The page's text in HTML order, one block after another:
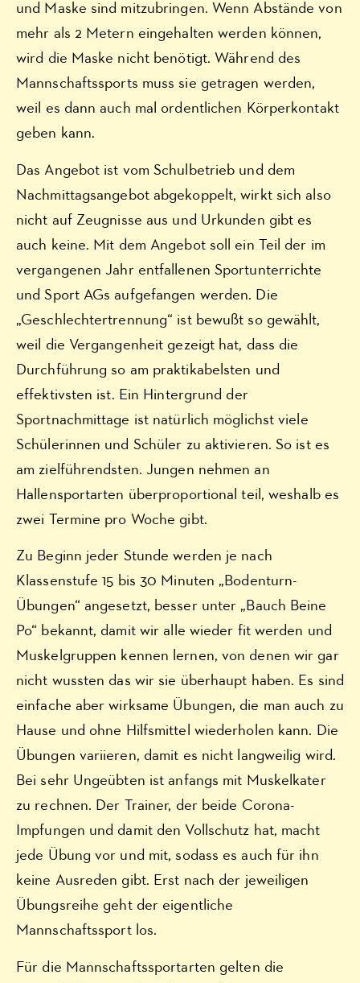
und Maske sind mitzubringen. Wenn Abstände von
mehr als 2 Metern eingehalten werden können,
wird die Maske nicht benötigt. Während des
Mannschaftssports muss sie getragen werden,
weil es dann auch mal ordentlichen Körperkontakt
geben kann.
Das Angebot ist vom Schulbetrieb und dem
Nachmittagsangebot abgekoppelt, wirkt sich also
nicht auf Zeugnisse aus und Urkunden gibt es
auch keine. Mit dem Angebot soll ein Teil der im
vergangenen Jahr entfallenen Sportunterrichte
und Sport AGs aufgefangen werden. Die
„Geschlechtertrennung“ ist bewußt so gewählt,
weil die Vergangenheit gezeigt hat, dass die
Durchführung so am praktikabelsten und
effektivsten ist. Ein Hintergrund der
Sportnachmittage ist natürlich möglichst viele
Schülerinnen und Schüler zu aktivieren. So ist es
am zielführendsten. Jungen nehmen an
Hallensportarten überproportional teil, weshalb es
zwei Termine pro Woche gibt.
Zu Beginn jeder Stunde werden je nach
Klassenstufe 15 bis 30 Minuten „Bodenturn-
Übungen“ angesetzt, besser unter „Bauch Beine
Po“ bekannt, damit wir alle wieder fit werden und
Muskelgruppen kennen lernen, von denen wir gar
nicht wussten das wir sie überhaupt haben. Es sind
einfache aber wirksame Übungen, die man auch zu
Hause und ohne Hilfsmittel wiederholen kann. Die
Übungen variieren, damit es nicht langweilig wird.
Bei sehr Ungeübten ist anfangs mit Muskelkater
zu rechnen. Der Trainer, der beide Corona-
Impfungen und damit den Vollschutz hat, macht
jede Übung vor und mit, sodass es auch für ihn
keine Ausreden gibt. Erst nach der jeweiligen
Übungsreihe geht der eigentliche
Mannschaftssport los.
Für die Mannschaftssportarten gelten die